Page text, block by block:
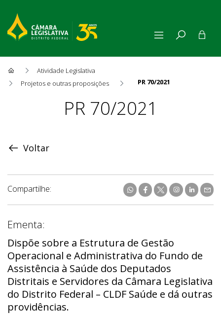
Atividade Legislativa
Projetos e outras proposições
PR 70/2021
ProposiçãoPR 70/2021
Voltar
Compartilhe:
Ementa:
Dispõe sobre a Estrutura de Gestão
Operacional e Administrativa do Fundo de
Assistência à Saúde dos Deputados
Distritais e Servidores da Câmara Legislativa
do Distrito Federal – CLDF Saúde e dá outras
providências.